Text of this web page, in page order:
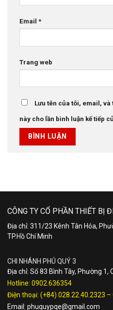
Email *
Trang web
Lưu tên của tôi, email,
này cho lần bình luận kế tiếp
CÔNG TY CỔ PHẦN THIẾT BỊ
Địa chỉ: 311/23 Kênh Tân Hóa,
TP.Hồ Chí Minh
CHI NHÁNH PHÚ QUÝ 3
Địa chỉ: Số 83 Bình Tây, Phường 1,
Hotline: 0902.636354
Điện thoại: (+84) 028.22.40.2323 –
Email: phuquypqe@gmail.com